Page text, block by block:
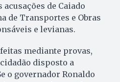
de Caiado
de Transportes e Obras
e levianas.
mediante provas,
disposto a
o governador Ronaldo